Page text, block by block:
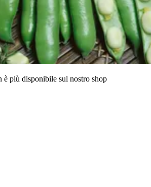
è più disponibile sul nostro shop